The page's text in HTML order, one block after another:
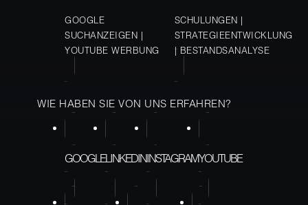
GOOGLE
SUCHANZEIGEN
YOUTUBE WERBUNG
SCHULUNGEN
STRATEGIEENTWICKLUNG
BESTANDSANALYSE
WIE HABEN SIE VON UNS ERFAHREN?
GOOGLELINKEDININSTAGRAMYOUTUBE